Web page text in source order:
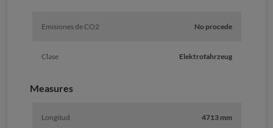
Emisiones de CO2 No procede
Clase Elektrofahrzeug
Measures
Longitud 4713 mm